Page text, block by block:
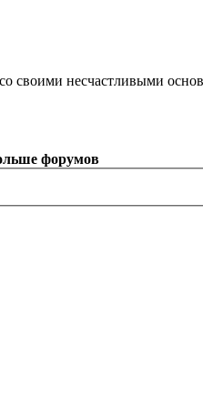
своими несчастливыми
форумов